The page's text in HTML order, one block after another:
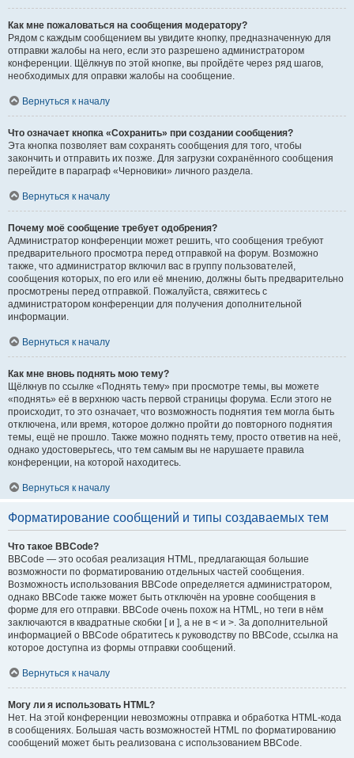
Как мне пожаловаться на сообщения модератору?
Рядом с каждым сообщением вы увидите кнопку, предназначенную для
отправки жалобы на него, если это разрешено администратором
конференции. Щёлкнув по этой кнопке, вы пройдёте через ряд шагов,
необходимых для оправки жалобы на сообщение.
Вернуться к началу
Что означает кнопка «Сохранить» при создании сообщения?
Эта кнопка позволяет вам сохранять сообщения для того, чтобы
закончить и отправить их позже. Для загрузки сохранённого сообщения
перейдите в параграф «Черновики» личного раздела.
Вернуться к началу
Почему моё сообщение требует одобрения?
Администратор конференции может решить, что сообщения требуют
предварительного просмотра перед отправкой на форум. Возможно
также, что администратор включил вас в группу пользователей,
сообщения которых, по его или её мнению, должны быть предварительно
просмотрены перед отправкой. Пожалуйста, свяжитесь с
администратором конференции для получения дополнительной
информации.
Вернуться к началу
Как мне вновь поднять мою тему?
Щёлкнув по ссылке «Поднять тему» при просмотре темы, вы можете
«поднять» её в верхнюю часть первой страницы форума. Если этого не
происходит, то это означает, что возможность поднятия тем могла быть
отключена, или время, которое должно пройти до повторного поднятия
темы, ещё не прошло. Также можно поднять тему, просто ответив на неё,
однако удостоверьтесь, что тем самым вы не нарушаете правила
конференции, на которой находитесь.
Вернуться к началу
Форматирование сообщений и типы создаваемых тем
Что такое BBCode?
BBCode — это особая реализация HTML, предлагающая большие
возможности по форматированию отдельных частей сообщения.
Возможность использования BBCode определяется администратором,
однако BBCode также может быть отключён на уровне сообщения в
форме для его отправки. BBCode очень похож на HTML, но теги в нём
заключаются в квадратные скобки [ и ], а не в < и >. За дополнительной
информацией о BBCode обратитесь к руководству по BBCode, ссылка на
которое доступна из формы отправки сообщений.
Вернуться к началу
Могу ли я использовать HTML?
Нет. На этой конференции невозможны отправка и обработка HTML-кода
в сообщениях. Большая часть возможностей HTML по форматированию
сообщений может быть реализована с использованием BBCode.